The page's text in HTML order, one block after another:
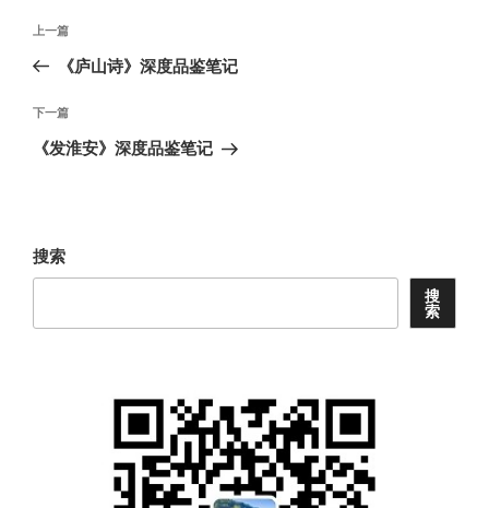
文
导
航
上
一
文
章
上一篇
《庐山诗》深度品鉴笔记
下
一
下一篇
《发淮安》深度品鉴笔记
搜索
搜
索